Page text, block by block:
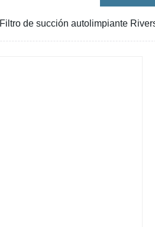
Filtro de succión autolimpiante